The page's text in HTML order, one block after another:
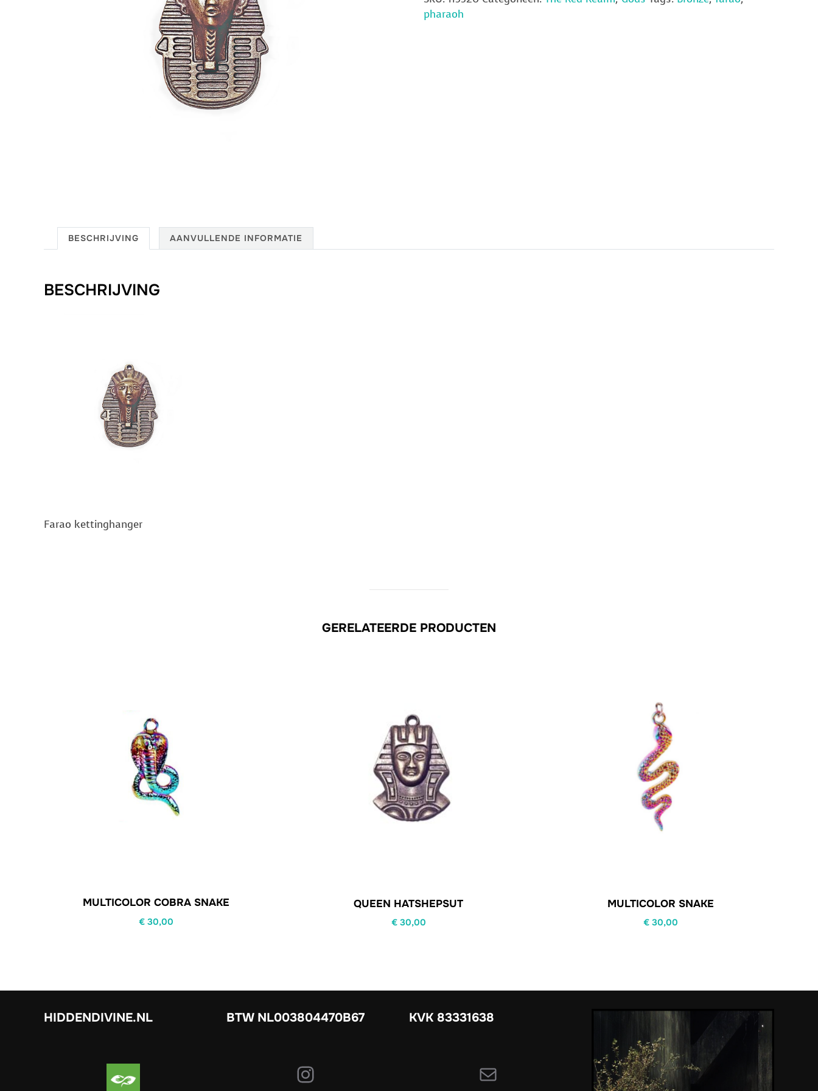
pharaoh
BESCHRIJVING AANVULLENDE INFORMATIE
BESCHRIJVING
Farao kettinghanger
GERELATEERDE PRODUCTEN
MULTICOLOR COBRA SNAKE
€ 30,00
QUEEN HATSHEPSUT
€30,00
MULTICOLOR SNAKE
€ 30,00
HIDDENDIVINE.NL BTW NL003804470B67
Instagram
KVK 83331638
E-mail